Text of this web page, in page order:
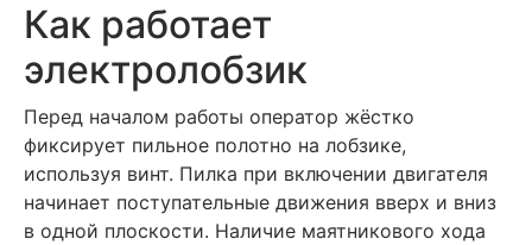
Как работает
электролобзик
Перед началом работы оператор жёстко
фиксирует пильное полотно на лобзике,
используя винт. Пилка при включении двигателя
начинает поступательные движения вверх и вниз
в одной плоскости. Наличие маятникового хода